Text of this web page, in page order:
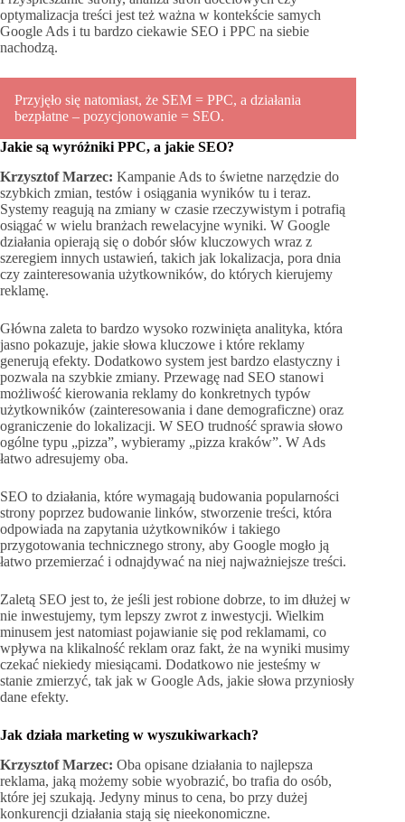
optymalizacja treści jest też ważna w kontekście samych
Google Ads i tu bardzo ciekawie SEO i PPC na siebie
nachodzą.
Przyjęło się natomiast, że SEM = PPC, a działania
bezpłatne – pozycjonowanie = SEO.
Jakie są wyróżniki PPC, a jakie SEO?
Krzysztof Marzec: Kampanie Ads to świetne narzędzie do
szybkich zmian, testów i osiągania wyników tu i teraz.
Systemy reagują na zmiany w czasie rzeczywistym i potrafią
osiągać w wielu branżach rewelacyjne wyniki. W Google
działania opierają się o dobór słów kluczowych wraz z
szeregiem innych ustawień, takich jak lokalizacja, pora dnia
czy zainteresowania użytkowników, do których kierujemy
reklamę.
Główna zaleta to bardzo wysoko rozwinięta analityka, która
jasno pokazuje, jakie słowa kluczowe i które reklamy
generują efekty. Dodatkowo system jest bardzo elastyczny i
pozwala na szybkie zmiany. Przewagę nad SEO stanowi
możliwość kierowania reklamy do konkretnych typów
użytkowników (zainteresowania i dane demograficzne) oraz
ograniczenie do lokalizacji. W SEO trudność sprawia słowo
ogólne typu „pizza”, wybieramy „pizza kraków”. W Ads
łatwo adresujemy oba.
SEO to działania, które wymagają budowania popularności
strony poprzez budowanie linków, stworzenie treści, która
odpowiada na zapytania użytkowników i takiego
przygotowania technicznego strony, aby Google mogło ją
łatwo przemierzać i odnajdywać na niej najważniejsze treści.
Zaletą SEO jest to, że jeśli jest robione dobrze, to im dłużej w
nie inwestujemy, tym lepszy zwrot z inwestycji. Wielkim
minusem jest natomiast pojawianie się pod reklamami, co
wpływa na klikalność reklam oraz fakt, że na wyniki musimy
czekać niekiedy miesiącami. Dodatkowo nie jesteśmy w
stanie zmierzyć, tak jak w Google Ads, jakie słowa przyniosły
dane efekty.
Jak działa marketing w wyszukiwarkach?
Krzysztof Marzec: Oba opisane działania to najlepsza
reklama, jaką możemy sobie wyobrazić, bo trafia do osób,
które jej szukają. Jedyny minus to cena, bo przy dużej
konkurencji działania stają się nieekonomiczne.